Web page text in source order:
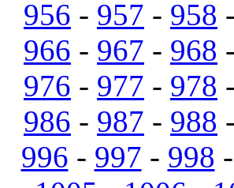
956 - 957 - 958 -
966 - 967 - 968 -
976 - 977 - 978 -
986 - 987 - 988 -
996 - 997 - 998 -